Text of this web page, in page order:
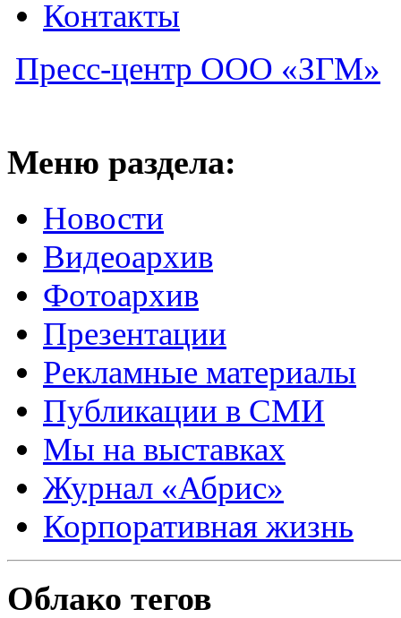
Контакты
Пресс-центр ООО «ЗГМ»
Меню раздела:
Новости
Видеоархив
Фотоархив
Презентации
Рекламные материалы
Публикации в СМИ
Мы на выставках
Журнал «Абрис»
Корпоративная жизнь
Облако тегов